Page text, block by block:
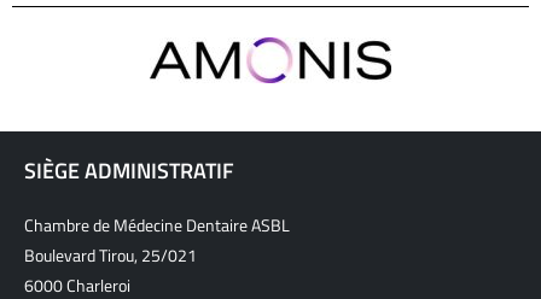
SIÈGE ADMINISTRATIF
Chambre de Médecine Dentaire ASBL
Boulevard Tirou, 25/021
6000 Charleroi